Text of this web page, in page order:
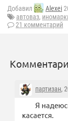
Добавил Alexei
автоваз,
21 комментарий
партизан,
Я
касается.